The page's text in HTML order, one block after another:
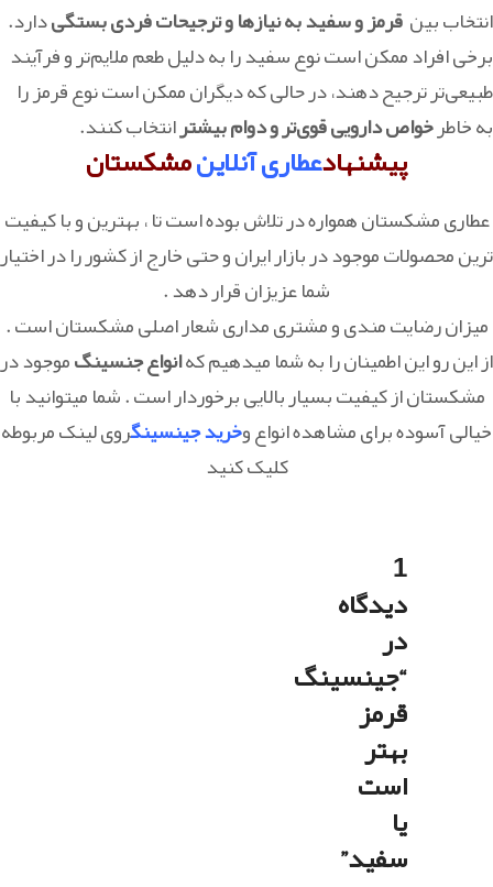
انتخاب بینقرمز و سفید به نیازها و ترجیحات فردی بستگیدارد.
برخی افراد ممکن است نوع سفید را به دلیل طعم ملایم‌تر و فرآیند
طبیعی‌تر ترجیح دهند، در حالی که دیگران ممکن است نوع قرمز را
به خاطرخواص دارویی قوی‌تر و دوام بیشترانتخاب کنند.
پیشنهادعطاری آنلاینمشکستان
عطاری مشکستان همواره در تلاش بوده است تا ، بهترین و با کیفیت
ترین محصولات موجود در بازار ایران و حتی خارج از کشور را در اختیار
شما عزیزان قرار دهد .
میزان رضایت مندی و مشتری مداری شعار اصلی مشکستان است .
از این رو این اطمینان را به شما میدهیم کهانواع جنسینگموجود در
مشکستان از کیفیت بسیار بالایی برخوردار است . شما میتوانید با
خیالی آسوده برای مشاهده انواع وخرید جینسینگروی لینک مربوطه
کلیک کنید
1
دیدگاه
در
“جینسینگ
قرمز
بهتر
است
یا
سفید”